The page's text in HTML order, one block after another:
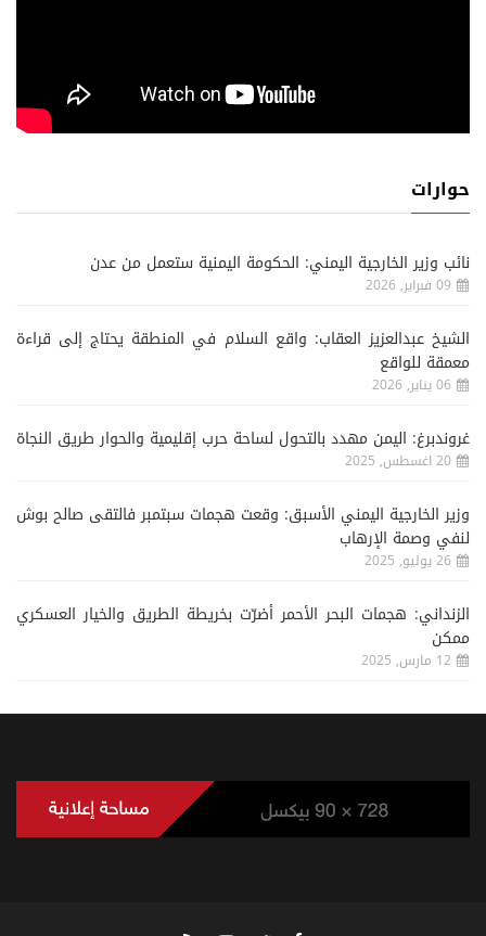
حوارات
نائب وزير الخارجية اليمني: الحكومة اليمنية ستعمل من عدن
09 فبراير, 2026
الشيخ عبدالعزيز العقاب: واقع السلام في المنطقة يحتاج إلى قراءة
معمقة للواقع
06 يناير, 2026
غروندبرغ: اليمن مهدد بالتحول لساحة حرب إقليمية والحوار طريق النجاة
20 اغسطس, 2025
وزير الخارجية اليمني الأسبق: وقعت هجمات سبتمبر فالتقى صالح بوش
لنفي وصمة الإرهاب
26 يوليو, 2025
الزنداني: هجمات البحر الأحمر أضرّت بخريطة الطريق والخيار العسكري
ممكن
12 مارس, 2025